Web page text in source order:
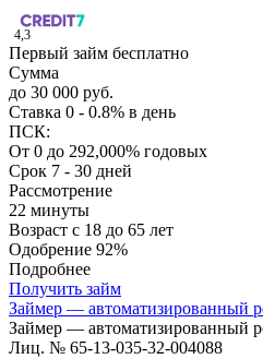
4,3
Первый займ бесплатно
Сумма
до 30 000 руб.
Ставка 0 - 0.8% в день
ПСК:
От 0 до 292,000% годовых
Срок 7 - 30 дней
Рассмотрение
22 минуты
Возраст с 18 до 65 лет
Одобрение 92%
Подробнее
Получить займ
Займер — автоматизированный
Займер — автоматизированный
Лиц. № 65-13-035-32-004088